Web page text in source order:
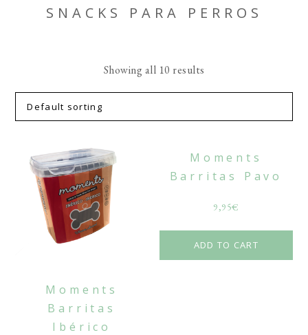
SNACKS PARA PERROS
Showing all 10 results
Moments
Barritas
Ibérico
Moments
Barritas Pavo
9,95€
ADD TO CART